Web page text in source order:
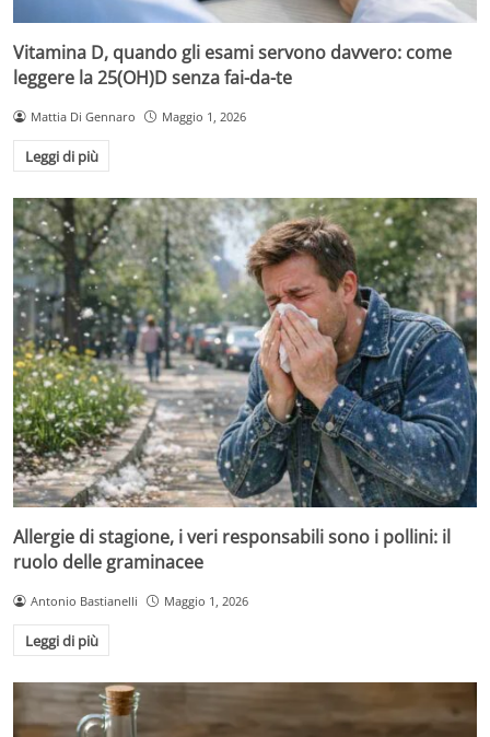
Vitamina D, quando gli esami servono davvero: come
leggere la 25(OH)D senza fai-da-te
Mattia Di Gennaro Maggio 1, 2026
Leggi di più
Allergie di stagione, i veri responsabili sono i pollini: il
ruolo delle graminacee
Antonio Bastianelli Maggio 1, 2026
Leggi di più